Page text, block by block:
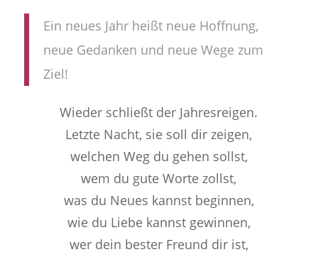
Ein neues Jahr heißt neue Hoffnung,
neue Gedanken und neue Wege zum
Ziel!
Wieder schließt der Jahresreigen.
Letzte Nacht, sie soll dir zeigen,
welchen Weg du gehen sollst,
wem du gute Worte zollst,
was du Neues kannst beginnen,
wie du Liebe kannst gewinnen,
wer dein bester Freund dir ist,